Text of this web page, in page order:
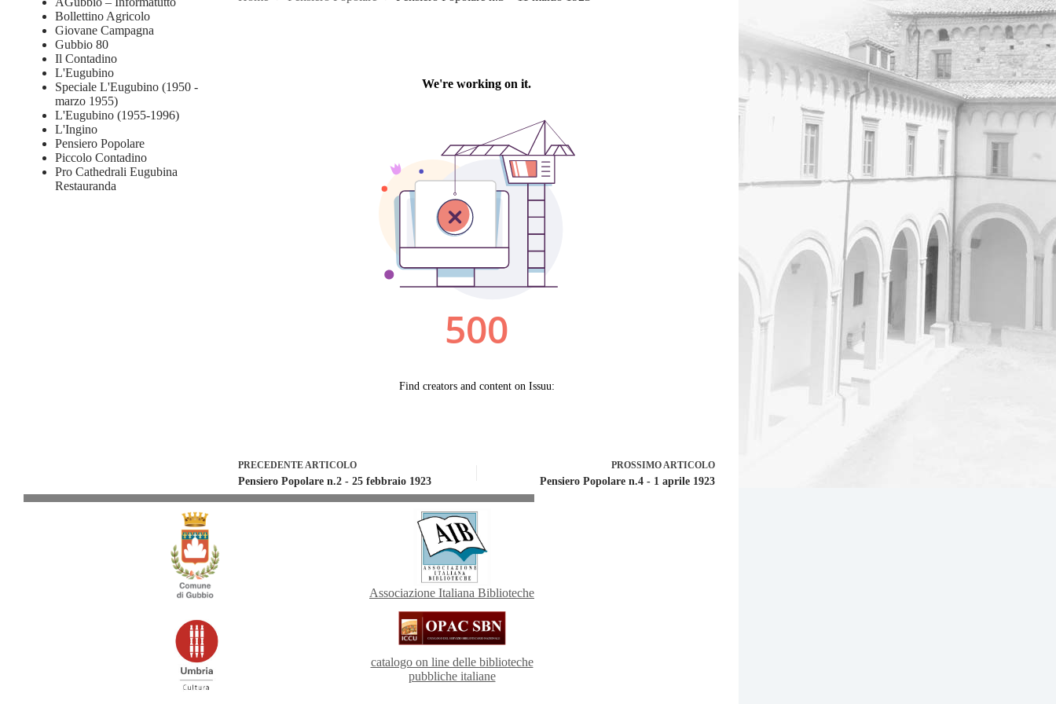
PRECEDENTEARTICOLO
Pensiero Popolare n.2 - 25 febbraio 1923
PROSSIMOARTICOLO
Pensiero Popolare n.4 - 1 aprile 1923
Bollettino Agricolo
Giovane Campagna
Gubbio 80
Il Contadino
L'Eugubino
Speciale L'Eugubino (1950 -
marzo 1955)
L'Eugubino (1955-1996)
L'Ingino
Pensiero Popolare
Piccolo Contadino
Pro Cathedrali Eugubina
Restauranda
Associazione Italiana Biblioteche
catalogo on line delle biblioteche
pubbliche italiane